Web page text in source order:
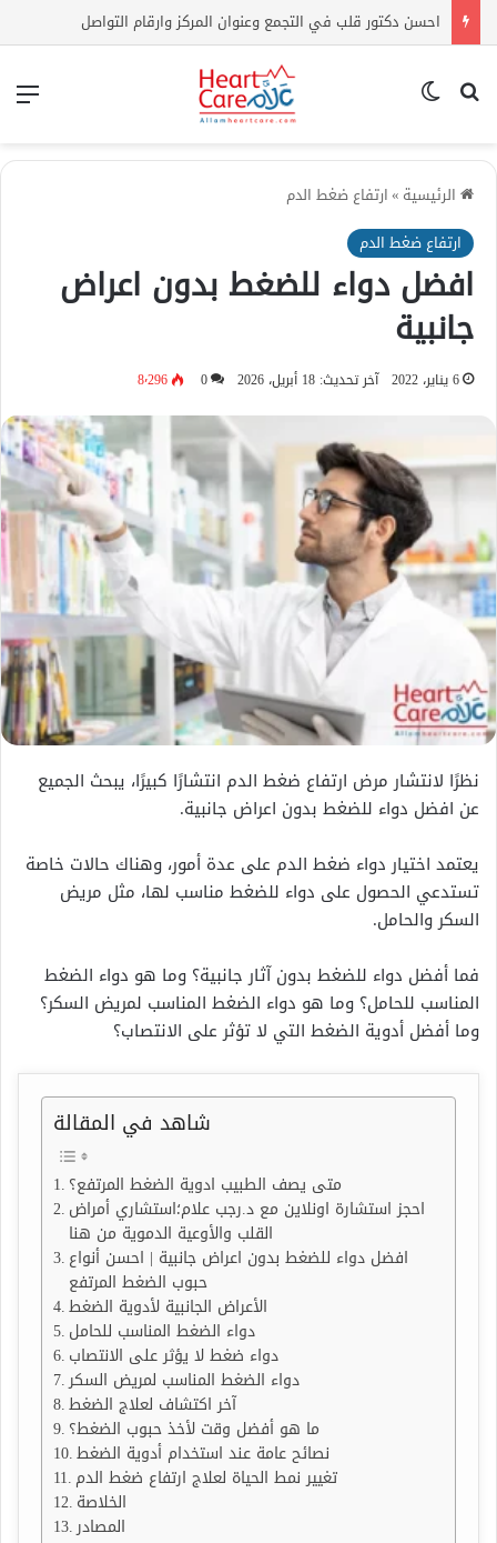
احسن دكتور قلب في التجمع وعنوان المركز وارقام التواصل
بحث عن
الرئيسية »ارتفاع ضغط الدم
ارتفاع ضغط الدم
افضل دواء للضغط بدون اعراض
جانبية
6 يناير، 2022 آخر تحديث: 18 أبريل، 2026 0 8٬296
نظرًا لانتشار مرض ارتفاع ضغط الدم انتشارًا كبيرًا، يبحث الجميع
عن افضل دواء للضغط بدون اعراض جانبية.
يعتمد اختيار دواء ضغط الدم على عدة أمور، وهناك حالات خاصة
تستدعي الحصول على دواء للضغط مناسب لها، مثل مريض
السكر والحامل.
فما أفضل دواء للضغط بدون آثار جانبية؟ وما هو دواء الضغط
المناسب للحامل؟ وما هو دواء الضغط المناسب لمريض السكر؟
وما أفضل أدوية الضغط التي لا تؤثر على الانتصاب؟
شاهد في المقالة
متى يصف الطبيب ادوية الضغط المرتفع؟
احجز استشارة اونلاين مع د.رجب علام؛استشاري أمراض
افضل دواء للضغط بدون اعراض جانبية | احسن أنواع
حبوب الضغط المرتفع
الأعراض الجانبية لأدوية الضغط
دواء الضغط المناسب للحامل
دواء ضغط لا يؤثر على الانتصاب
دواء الضغط المناسب لمريض السكر
آخر اكتشاف لعلاج الضغط
ما هو أفضل وقت لأخذ حبوب الضغط؟
نصائح عامة عند استخدام أدوية الضغط
تغيير نمط الحياة لعلاج ارتفاع ضغط الدم
الخلاصة
المصادر